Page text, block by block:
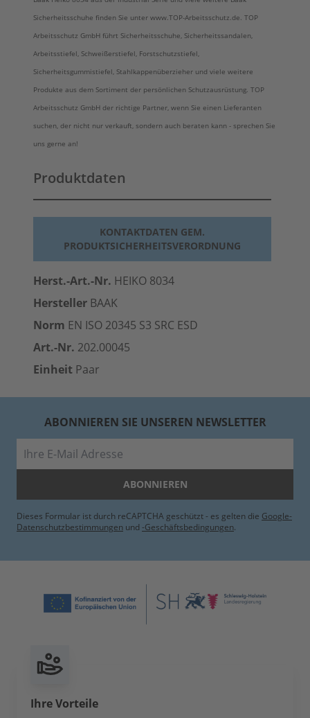
Sicherheitsschuhe finden Sie unter www.TOP-Arbeitsschutz.de. TOP
Arbeitsschutz GmbH führt Sicherheitsschuhe, Sicherheitssandalen,
Arbeitsstiefel, Schweißerstiefel, Forstschutzstiefel,
Sicherheitsgummistiefel, Stahlkappenüberzieher und viele weitere
Produkte aus dem Sortiment der persönlichen Schutzausrüstung. TOP
Arbeitsschutz GmbH der richtige Partner, wenn Sie einen Lieferanten
suchen, der nicht nur verkauft, sondern auch beraten kann - sprechen Sie
uns gerne an!
Produktdaten
KONTAKTDATEN GEM.
PRODUKTSICHERHEITSVERORDNUNG
Herst.-Art.-Nr. HEIKO 8034
Hersteller BAAK
Norm EN ISO 20345 S3 SRC ESD
Art.-Nr. 202.00045
Einheit Paar
ABONNIEREN SIE UNSEREN NEWSLETTER
ABONNIEREN
Dieses Formular ist durch reCAPTCHA geschützt - es gelten die Google-
Datenschutzbestimmungen und -Geschäftsbedingungen.
Ihre Vorteile